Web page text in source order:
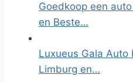
Goedkoop een
en Beste…
Luxueus Gala Auto
Limburg en…